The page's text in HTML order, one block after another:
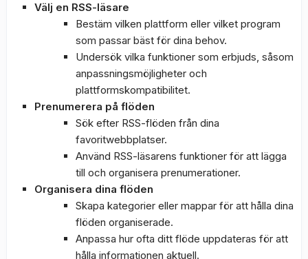
Välj en RSS-läsare
Bestäm vilken plattform eller vilket program
som passar bäst för dina behov.
Undersök vilka funktioner som erbjuds, såsom
anpassningsmöjligheter och
plattformskompatibilitet.
Prenumerera på flöden
Sök efter RSS-flöden från dina
favoritwebbplatser.
Använd RSS-läsarens funktioner för att lägga
till och organisera prenumerationer.
Organisera dina flöden
Skapa kategorier eller mappar för att hålla dina
flöden organiserade.
Anpassa hur ofta ditt flöde uppdateras för att
hålla informationen aktuell.